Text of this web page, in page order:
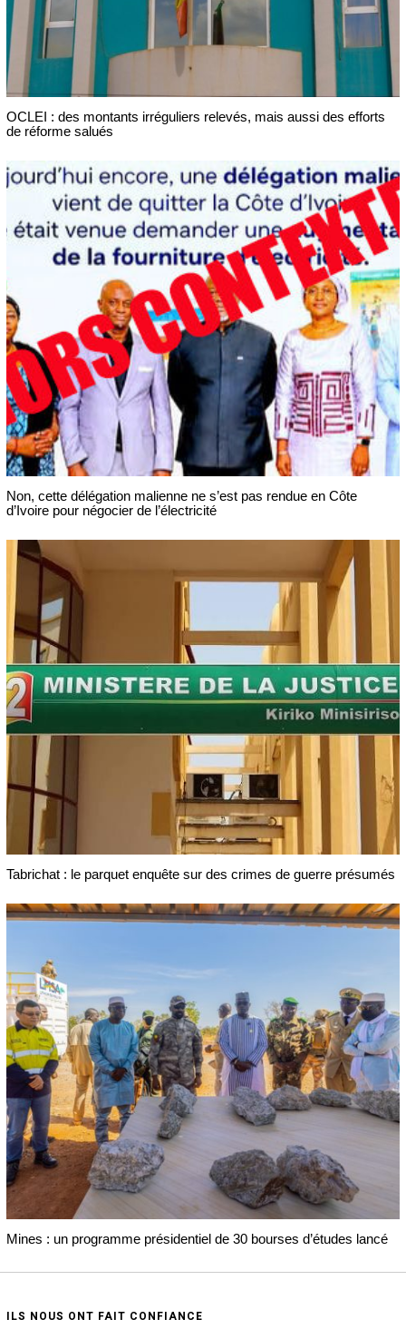
OCLEI : des montants irréguliers relevés, mais aussi des efforts
de réforme salués
Non, cette délégation malienne ne s’est pas rendue en Côte
d’Ivoire pour négocier de l’électricité
Tabrichat : le parquet enquête sur des crimes de guerre présumés
Mines : un programme présidentiel de 30 bourses d’études lancé
ILS NOUS ONT FAIT CONFIANCE